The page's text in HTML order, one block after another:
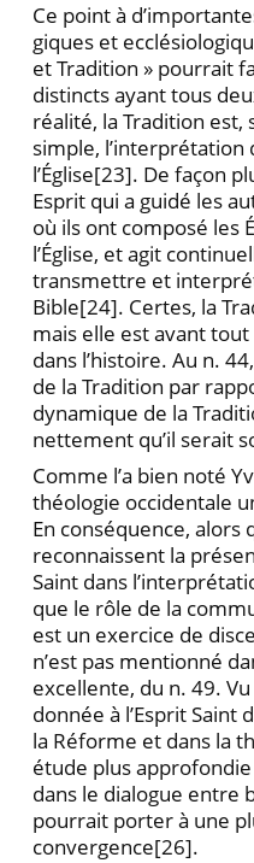
Ce point à
giques et
et Tradition » pourrait
distincts ayant tous
réalité, la Tradi­tion est,
simple, l’interprétation
l’Église[23]. De façon
Esprit qui a guidé les
où ils ont composé les
l’Église, et agit
trans­mettre et
Bible[24]. Certes, la
mais elle est avant
dans l’histoire. Au n.
de la Tradition par
dynamique de la
nettement qu’il serait
Comme l’a bien noté
théologie occidentale
En conséquence,
recon­naissent la
Saint dans
que le rôle de la
est un exercice de
n’est pas mentionné
excellente, du n. 49.
donnée à l’Esprit Saint
la Réforme et dans la
étude plus approfondie
dans le dialogue entre
pourrait porter à une
convergence[26].